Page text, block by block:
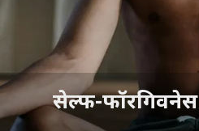
सेल्फ-फॉरगिवनेस